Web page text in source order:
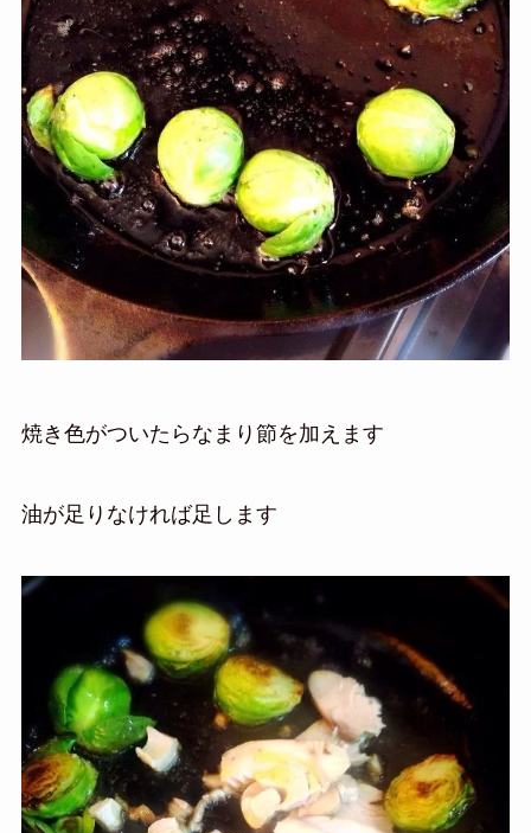
焼き色がついたらなまり節を加えます
油が足りなければ足します